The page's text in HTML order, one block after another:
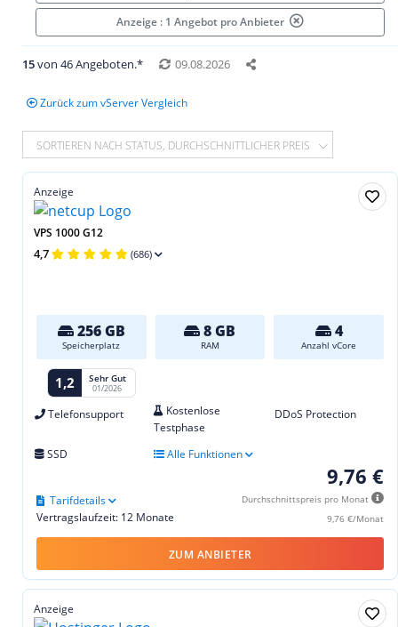
Anzeige : 1 Angebot pro Anbieter
15von 46 Angeboten.* 09.08.2026
Zurück zum vServer Vergleich
SORTIEREN NACH STATUS, DURCHSCHNITTLICHER PREIS
Anzeige
VPS 1000 G12
4,7 (686)
256 GB
Speicherplatz
8 GB
RAM
4
Anzahl vCore
1,2 Sehr Gut
01/2026
Telefonsupport
Kostenlose
Testphase
DDoS Protection
SSD Alle Funktionen
9,76 €
Durchschnittspreis pro Monat
9,76 €/Monat
Vertragslaufzeit: 12 Monate
Tarifdetails
ZUM ANBIETER
Anzeige